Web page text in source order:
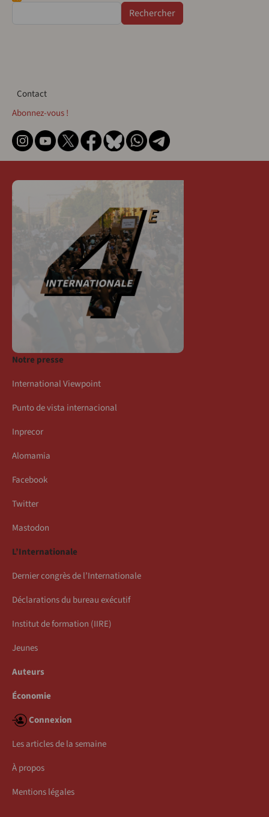
Contact
Contact
Abonnez-vous !
Notre presse
International Viewpoint
Punto de vista internacional
Inprecor
Alomamia
Facebook
Twitter
Mastodon
L’Internationale
Dernier congrès de l’Internationale
Déclarations du bureau exécutif
Institut de formation (IIRE)
Jeunes
Auteurs
Économie
Connexion
Les articles de la semaine
À propos
Mentions légales